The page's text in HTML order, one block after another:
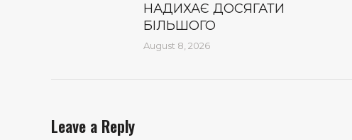
НАДИХАЄ ДОСЯГАТИ
БІЛЬШОГО
August 8, 2026
Leave a Reply